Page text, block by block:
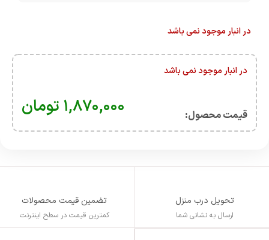
در انبار موجود نمی باشد
در انبار موجود نمی باشد
قیمت محصول:​ ۱,۸۷۰,۰۰۰ تومان
تحویل درب منزل
ارسال به نشانی شما
تضمین قیمت محصولات
کمترین قیمت در سطح اینترنت